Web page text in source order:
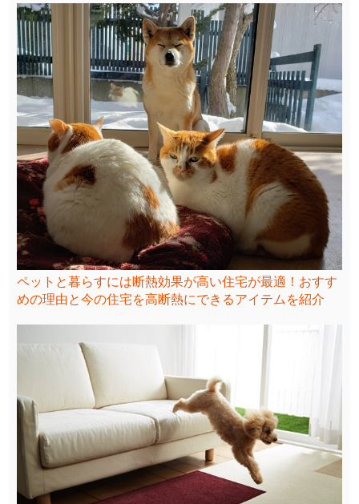
ペットと暮らすには断熱効果が高い住宅が最適！おすす
めの理由と今の住宅を高断熱にできるアイテムを紹介